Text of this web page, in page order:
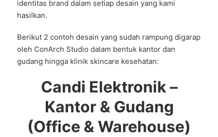
identitas brand dalam setiap desain yang kami
hasilkan.
Berikut 2 contoh desain yang sudah rampung digarap
oleh ConArch Studio dalam bentuk kantor dan
gudang hingga klinik skincare kesehatan:
Candi Elektronik –
Kantor & Gudang
(Office & Warehouse)